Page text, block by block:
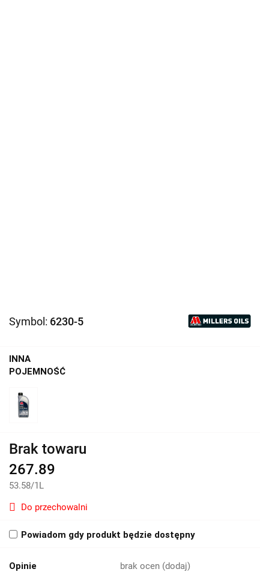
Symbol: 6230-5
INNA
POJEMNOŚĆ
Brak towaru
267.89
53.58/1L
Do przechowalni
Powiadom gdy produkt będzie dostępny
Opinie brak ocen (dodaj)